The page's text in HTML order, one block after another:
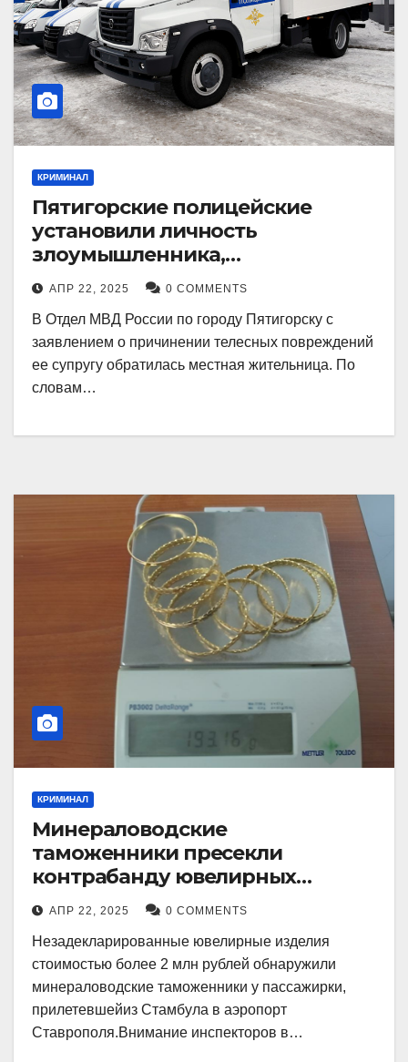
КРИМИНАЛ
Пятигорские полицейские
установили личность
злоумышленника,
причинившего телесные
повреждения местному жителю
АПР 22, 2025 0 COMMENTS
В Отдел МВД России по городу Пятигорску с
заявлением о причинении телесных повреждений
ее супругу обратилась местная жительница. По
словам…
КРИМИНАЛ
Минераловодские
таможенники пресекли
контрабанду ювелирных
изделий на 2 млн рублей
АПР 22, 2025 0 COMMENTS
Незадекларированные ювелирные изделия
стоимостью более 2 млн рублей обнаружили
минераловодские таможенники у пассажирки,
прилетевшейиз Стамбула в аэропорт
Ставрополя.Внимание инспекторов в…